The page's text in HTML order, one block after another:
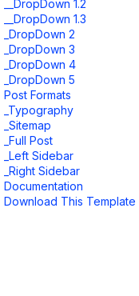
__DropDown 1.2
__DropDown 1.3
_DropDown 2
_DropDown 3
_DropDown 4
_DropDown 5
Post Formats
_Typography
_Sitemap
_Full Post
_Left Sidebar
_Right Sidebar
Documentation
Download This Template